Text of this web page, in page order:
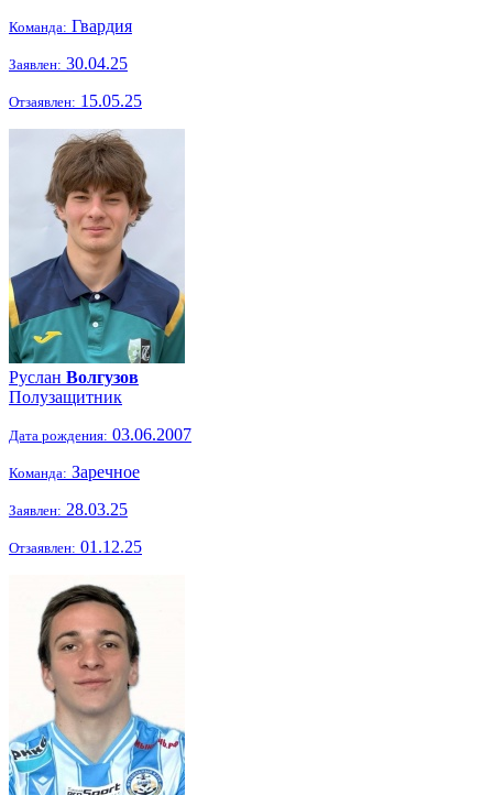
Команда: Гвардия
Заявлен: 30.04.25
Отзаявлен: 15.05.25
Руслан Волгузов
Полузащитник
Дата рождения: 03.06.2007
Команда: Заречное
Заявлен: 28.03.25
Отзаявлен: 01.12.25